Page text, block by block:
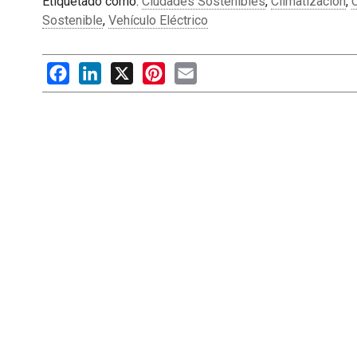
Sostenible, Vehículo Eléctrico
FacebookLinkedIn
X PinterestEmail